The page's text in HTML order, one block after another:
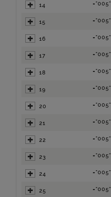
14 ="005"
15 ="005"
16 ="005"
17 ="005"
18 ="005"
19 ="005"
20 ="005"
21 ="005"
22 ="005"
23 ="005"
24 ="005"
25 ="005"